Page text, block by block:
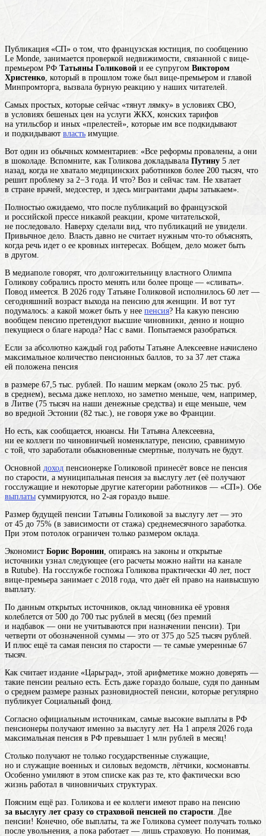
Публикация «СП» о том, что французская юстиция, по сообщению
Le Monde, занимается проверкой недвижимости, связанной с вице-
премьером РФ Татьяны Голиковой и ее супругом Виктором
Христенко , который в прошлом тоже был вице-премьером и главой
Минпромторга, вызвала бурную реакцию у наших читателей.
Самых простых, которые сейчас «тянут лямку» в условиях СВО,
в условиях бешеных цен на услуги ЖКХ, конских тарифов
на утильсбор и иных «прелестей», которые им все подкидывают
и подкидывают власть имущие.
Вот один из обычных комментариев: «Все реформы провалены, а они
в шоколаде. Вспомните, как Голикова докладывала Путину 5 лет
назад, когда не хватало медицинских работников более 200 тысяч, что
решит проблему за 2−3 года. И что? Воз и сейчас там. Не хватает
в стране врачей, медсестер, и здесь мигрантами дыры затыкаем».
Полностью ожидаемо, что после публикаций во французской
и российской прессе никакой реакции, кроме читательской,
не последовало. Наверху сделали вид, что публикаций не увидели.
Привычное дело. Власть давно не считает нужным что-то объяснять,
когда речь идет о ее кровных интересах. Вобщем, дело может быть
в другом.
В медиаполе говорят, что долгожительницу властного Олимпа
Голикову собрались просто менять или более проще — «сливать».
Повод имеется. В 2026 году Татьяне Голиковой исполнилось 60 лет —
сегодняшний возраст выхода на пенсию для женщин. И вот тут
подумалось: а какой может быть у нее пенсия? На какую пенсию
вообщем пенсию претендуют высшие чиновники, денно и нощно
пекущиеся о благе народа? Нас с вами. Попытаемся разобраться.
Если за абсолютно каждый год работы Татьяне Алексеевне начислено
максимальное количество пенсионных баллов, то за 37 лет стажа
ей положена пенсия
в размере 67,5 тыс. рублей. По нашим меркам (около 25 тыс. руб.
в среднем), весьма даже неплохо, но заметно меньше, чем, например,
в Литве (75 тысяч на наши денежные средства) и еще меньше, чем
во вредной Эстонии (82 тыс.), не говоря уже во Франции.
Но есть, как сообщается, нюансы. Ни Татьяна Алексеевна,
ни ее коллеги по чиновничьей номенклатуре, пенсию, сравнимую
с той, что заработали обыкновенные смертные, получать не будут.
Основной доход пенсионерке Голиковой принесёт вовсе не пенсия
по старости, а муниципальная пенсия за выслугу лет (её получают
госслужащие и некоторые другие категории работников — «СП»). Обе
выплаты суммируются, но 2-ая гораздо выше.
Размер будущей пенсии Татьяны Голиковой за выслугу лет — это
от 45 до 75% (в зависимости от стажа) среднемесячного заработка.
При этом потолок ограничен только размером оклада.
Экономист Борис Воронин , опираясь на законы и открытые
источники узнал следующее (его расчеты можно найти на канале
в Rutube). На госслужбе госпожа Голикова практически 40 лет, пост
вице-премьера занимает с 2018 года, что даёт ей право на наивысшую
выплату.
По данным открытых источников, оклад чиновника её уровня
колеблется от 500 до 700 тыс рублей в месяц (без премий
и надбавок — они не учитываются при назначении пенсии). Три
четверти от обозначенной суммы — это от 375 до 525 тысяч рублей.
И плюс ещё та самая пенсия по старости — те самые умеренные 67
тысяч.
Как считает издание «Царьград», этой арифметике можно доверять —
такие пенсии реально есть. Есть даже гораздо больше, судя по данным
о среднем размере разных разновидностей пенсии, которые регулярно
публикует Социальный фонд.
Согласно официальным источникам, самые высокие выплаты в РФ
пенсионеры получают именно за выслугу лет. На 1 апреля 2026 года
максимальная пенсия в РФ превышает 1 млн рублей в месяц!
Столько получают не только государственные служащие,
но и служащие военных и силовых ведомств, лётчики, космонавты.
Особенно умиляют в этом списке как раз те, кто фактически всю
жизнь работал в чиновничьих структурах.
Поясним ещё раз. Голикова и ее коллеги имеют право на пенсию
за выслугу лет сразу со страховой пенсией по старости . Две
пенсии! Конечно, обе выплаты, та же Голикова сумеет получать только
после увольнения, а пока работает — лишь страховую. Но понимая,